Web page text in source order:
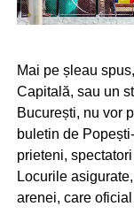
Mai pe șleau
Capitală, sau un
București, nu vor
buletin de
prieteni,
Locurile
arenei, care